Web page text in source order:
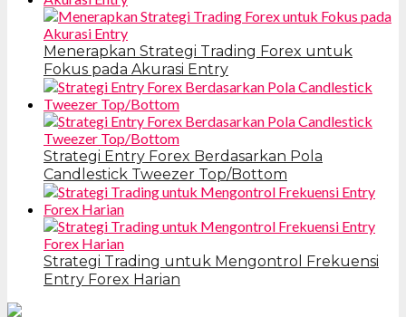
Menerapkan Strategi Trading Forex untuk
Fokus pada Akurasi Entry
Strategi Entry Forex Berdasarkan Pola
Candlestick Tweezer Top/Bottom
Strategi Trading untuk Mengontrol Frekuensi
Entry Forex Harian